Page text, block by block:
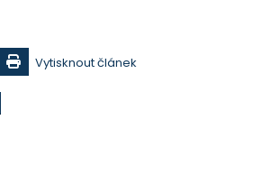
Vytisknout článek